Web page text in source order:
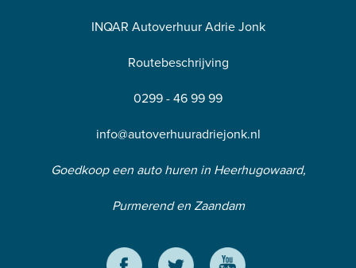
INQAR Autoverhuur Adrie Jonk
Routebeschrijving
0299 - 46 99 99
info@autoverhuuradriejonk.nl
Goedkoop een auto huren in Heerhugowaard,
Purmerend en Zaandam